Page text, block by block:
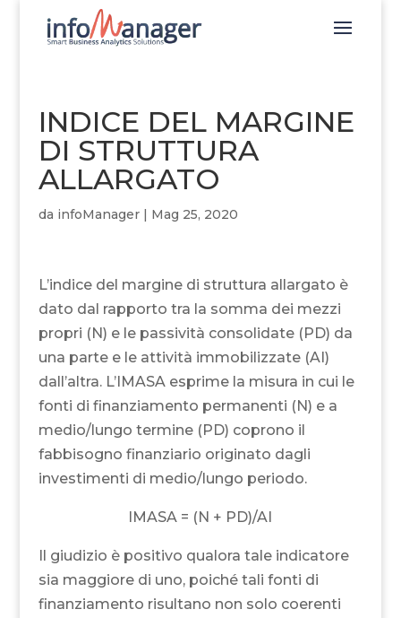
INDICE DEL MARGINE
DI STRUTTURA
ALLARGATO
da infoManager| Mag 25, 2020
L’indice del margine di struttura allargato è
dato dal rapporto tra la somma dei mezzi
propri (N) e le passività consolidate (PD) da
una parte e le attività immobilizzate (AI)
dall’altra. L’IMASA esprime la misura in cui le
fonti di finanziamento permanenti (N) e a
medio/lungo termine (PD) coprono il
fabbisogno finanziario originato dagli
investimenti di medio/lungo periodo.
IMASA = (N + PD)/AI
Il giudizio è positivo qualora tale indicatore
sia maggiore di uno, poiché tali fonti di
finanziamento risultano non solo coerenti